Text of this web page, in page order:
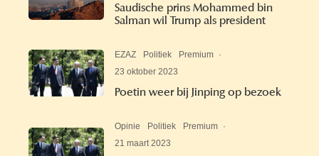
Saudische prins Mohammed bin
Salman wil Trump als president
EZAZ Politiek Premium ·
23 oktober 2023
Poetin weer bij Jinping op bezoek
Opinie Politiek Premium ·
21 maart 2023